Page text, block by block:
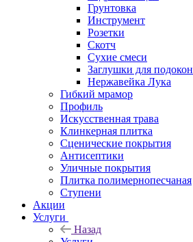
Грунтовка
Инструмент
Розетки
Скотч
Сухие смеси
Заглушки для
Нержавейка Лука
Гибкий мрамор
Профиль
Искусственная трава
Клинкерная плитка
Сценические покрытия
Антисептики
Уличные покрытия
Плитка полимернопесчаная
Ступени
Акции
Услуги
Назад